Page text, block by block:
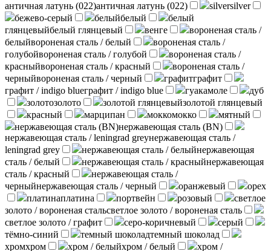
античная латунь (022)античная латунь (022) silversilver
бежево-серый
белыйбелый
белый
глянцевыйбелый глянцевый венге
вороненая сталь /
белыйвороненая сталь / белый
вороненая сталь /
голубойвороненая сталь / голубой
вороненая сталь /
красныйвороненая сталь / красный
вороненая сталь /
черныйвороненая сталь / черный графитграфит
графит / indigo blueграфит / indigo blue гуакамоле
дуб
золотозолото золотой глянцевыйзолотой глянцевый
красный
марципан моккомокко
мятный
нержавеющая сталь (BN)нержавеющая сталь (BN)
нержавеющая сталь / leningrad greyнержавеющая сталь /
leningrad grey
нержавеющая сталь / белыйнержавеющая
сталь / белый
нержавеющая сталь / красныйнержавеющая
сталь / красный
нержавеющая сталь /
черныйнержавеющая сталь / черный оранжевый
орех
платинаплатина портвейн розовый
светлое
золото / вороненая стальсветлое золото / вороненая сталь
светлое золото / графит
серо-коричневый
серый
тёмно-синий
темный шоколадтемный шоколад
хромхром хром / белыйхром / белый
хром /